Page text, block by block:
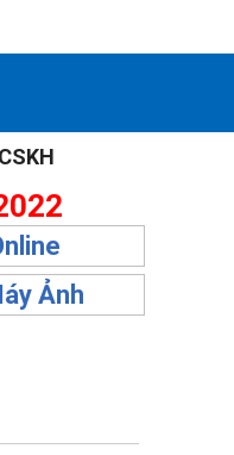
Ảnh